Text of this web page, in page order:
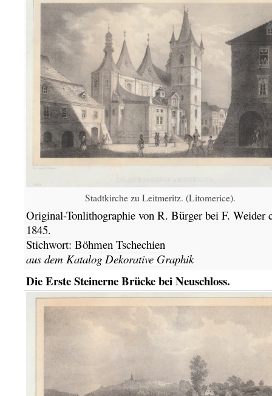
Stadtkirche zu Leitmeritz. (Litomerice).
Original-Tonlithographie von R. Bürger bei F. Weider
1845.
Stichwort: Böhmen Tschechien
aus dem Katalog Dekorative Graphik
Die Erste Steinerne Brücke bei Neuschloss.